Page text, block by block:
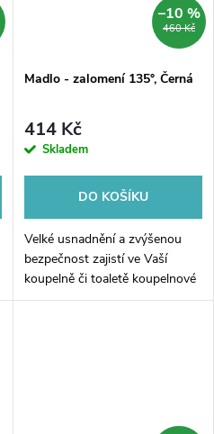
460 Kč
–10 %
Madlo - zalomení 135°, Černá
414 Kč
Skladem
DO KOŠÍKU
Velké usnadnění a zvýšenou
bezpečnost zajistí ve Vaší
koupelně či toaletě koupelnové
madlo. Zalomení koupelnového